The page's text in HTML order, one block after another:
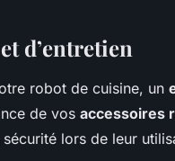
d’entretien
robot de cuisine, un
de vos accessoires
lors de leur